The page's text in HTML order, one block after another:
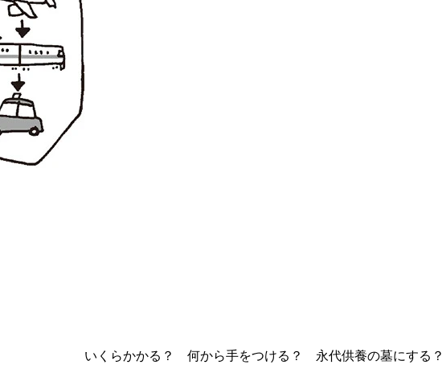
いくらかかる？ 何から手をつける？ 永代供養の墓にする？